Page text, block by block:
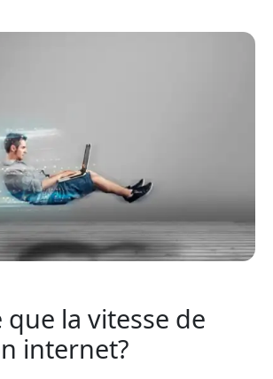
que la vitesse de
internet?